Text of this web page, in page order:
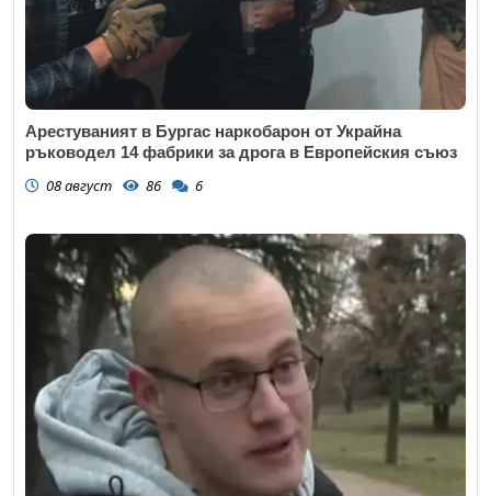
Арестуваният в Бургас наркобарон от Украйна
ръководел 14 фабрики за дрога в Европейския съюз
08 август 86 6